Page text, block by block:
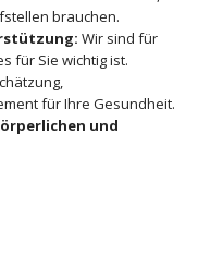
brauchen.
Wir sind für
für Sie wichtig ist.
für Ihre Gesundheit.
und